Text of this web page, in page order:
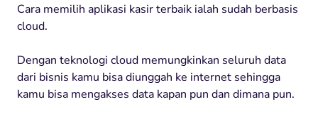
Cara memilih aplikasi kasir terbaik ialah sudah berbasis
cloud.
Dengan teknologi cloud memungkinkan seluruh data
dari bisnis kamu bisa diunggah ke internet sehingga
kamu bisa mengakses data kapan pun dan dimana pun.